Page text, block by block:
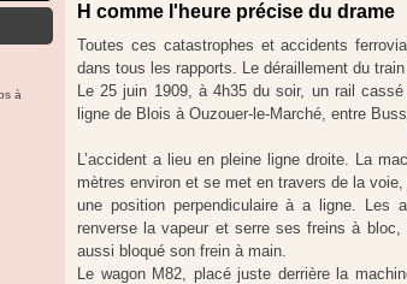
à
H comme l'heure précise du drame
Toutes ces catastrophes et accidents
dans tous les rapports. Le déraillement du
Le 25 juin 1909, à 4h35 du soir, un rail
ligne de Blois à Ouzouer-le-Marché, entre
L’accident a lieu en pleine ligne droite. La
mètres environ et se met en travers de la
une position perpendiculaire à a ligne. Les
renverse la vapeur et serre ses freins à
aussi bloqué son frein à main.
Le wagon M82, placé juste derrière la